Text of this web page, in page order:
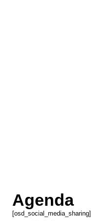
Agenda
[osd_social_media_sharing]